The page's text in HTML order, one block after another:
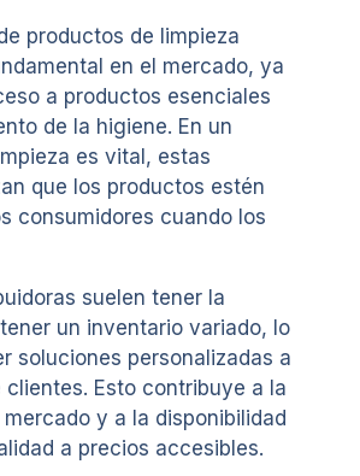
productos de limpieza
en el mercado, ya
a productos esenciales
de la higiene. En un
es vital, estas
que los productos estén
consumidores cuando los
suelen tener la
un inventario variado, lo
soluciones personalizadas a
Esto contribuye a la
y a la disponibilidad
a precios accesibles.